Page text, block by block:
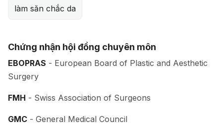
làm săn chắc da
Chứng nhận hội đồng chuyên môn
EBOPRAS - European Board of Plastic and Aesthetic
Surgery
FMH - Swiss Association of Surgeons
GMC - General Medical Council